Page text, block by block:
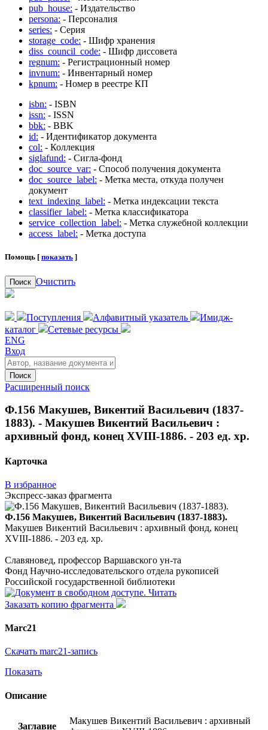
pub_house: - Издательство
persona: - Персоналия
series: - Серия
storage_code: - Шифр хранения
diss_council_code: - Шифр диссовета
regnum: - Регистрационный номер
invnum: - Инвентарный номер
kpnum: - Номер в реестре КП
isbn: - ISBN
issn: - ISSN
bbk: - BBK
id: - Идентификатор документа
col: - Коллекция
siglafund: - Сигла-фонд
doc_source_var: - Способ получения документа
doc_source_label: - Метка места, откуда получен
документ
text_indexing_label: - Метка индексации текста
classifier_label: - Метка классификатора
service_collection_label: - Метка служебной коллекции
access_label: - Метка доступа
Помощь [ показать ]
Поиск Очистить
Поступления Алфавитный указатель
Имидж-
каталог
Сетевые ресурсы
ENG
Вход
Поиск
Расширенный поиск
Ф.156 Макушев, Викентий Васильевич (1837-
1883). - Макушев Викентий Васильевич :
архивный фонд, конец XVIII-1886. - 203 ед. хр.
Карточка
В избранное
Экспресс-заказ фрагмента
Ф.156 Макушев, Викентий Васильевич (1837-1883).
Макушев Викентий Васильевич : архивный фонд, конец
XVIII-1886. - 203 ед. хр.
Славяновед, профессор Варшавского ун-та
Фонд Научно-исследовательского отдела рукописей
Российской государственной библиотеки
Читать
Заказать копию фрагмента
Marc21
Скачать marc21-запись
Показать
Описание
Заглавие
Макушев Викентий Васильевич : архивный